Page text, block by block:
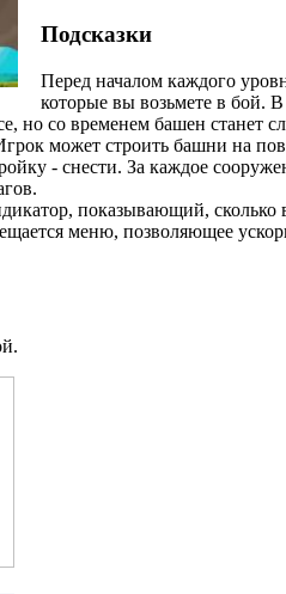
Подсказки
Перед началом каждого
которые вы возьмете в бой.
но со временем башен станет
может строить башни на
- снести. За каждое
показывающий,
меню, позволяющее